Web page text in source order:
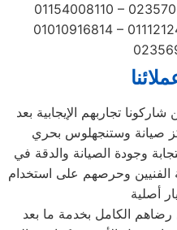
01154008110 –
01010916814 –
شاركونا تجاربهم الإيجابية بعد
وجودة الصيانة والدقة في
الفنيين وحرصهم على استخدام
الكامل بخدمة ما بعد